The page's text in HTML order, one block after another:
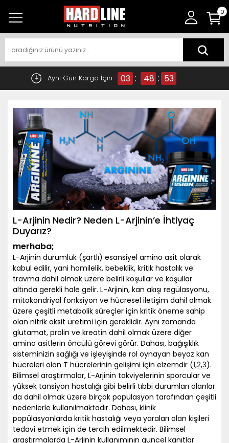
0
Aynı Gün Kargo İçin 03 : 48 : 53
L-Arjinin Nedir? Neden L-Arjinin’e İhtiyaç
Duyarız?
merhaba;
L-Arjinin durumluk (şartlı) esansiyel amino asit olarak
kabul edilir, yani hamilelik, bebeklik, kritik hastalık ve
travma dahil olmak üzere belirli koşullar ve koşullar
altında gerekli hale gelir. L-Arjinin, kan akışı regülasyonu,
mitokondriyal fonksiyon ve hücresel iletişim dahil olmak
üzere çeşitli metabolik süreçler için kritik öneme sahip
olan nitrik oksit üretimi için gereklidir. Aynı zamanda
glutamat, prolin ve kreatin dahil olmak üzere diğer
amino asitlerin öncülü görevi görür. Dahası, bağışıklık
sisteminizin sağlığı ve işleyişinde rol oynayan beyaz kan
hücreleri olan T hücrelerinin gelişimi için elzemdir (1,2,3).
Bilimsel araştırmalar, L-Arjinin takviyelerinin sporcular ve
yüksek tansiyon hastalığı gibi belirli tıbbi durumları olanlar
da dahil olmak üzere birçok popülasyon tarafından çeşitli
nedenlerle kullanılmaktadır. Dahası, klinik
popülasyonlarda kritik hastalığı veya yaraları olan kişileri
tedavi etmek için de tercih edilmektedir. Bilimsel
araştırmalarda L-Arjinin kullanımının güncel kanıtlar